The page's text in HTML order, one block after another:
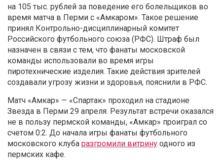
на 105 тыс. рублей за поведение его болельщиков во
время матча в Перми с «Амкаром». Такое решение
принял Контрольно-дисциплинарный комитет
Российского футбольного союза (РФС). Штраф был
назначен в связи с тем, что фанаты московской
команды использовали во время игры
пиротехнические изделия. Такие действия зрителей
создавали угрозу жизни и здоровья, пояснили в РФС.
Матч «Амкар» — «Спартак» проходил на стадионе
Звезда в Перми 29 апреля. Результат встречи оказался
не в пользу пермской команды, «Амкар» проиграл со
счетом 0:2. До начала игры фанаты футбольного
московского клуба разгромили витрину одного из
пермских кафе.